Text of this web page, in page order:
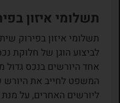
תשלומי איזון
תשלומי איזון בפירוק
לביצוע הוגן של חלוקת
אחד היורשים בנכס
המשפט לחייב את היורש
ליורשים האחרים, על